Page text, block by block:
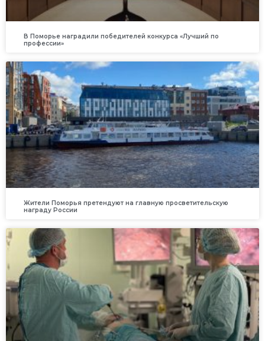
В Поморье наградили победителей конкурса «Лучший по
профессии»
Жители Поморья претендуют на главную просветительскую
награду России